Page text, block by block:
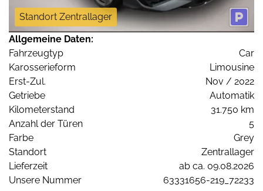
Standort Zentrallager
Allgemeine Daten:
Fahrzeugtyp
Car
Karosserieform
Limousine
Erst-Zul.
Nov / 2022
Getriebe
Automatik
Kilometerstand
31.750 km
Anzahl der Türen
5
Farbe
Grey
Standort
Zentrallager
Lieferzeit
ab ca. 09.08.2026
Unsere Nummer
63331656-219_72233